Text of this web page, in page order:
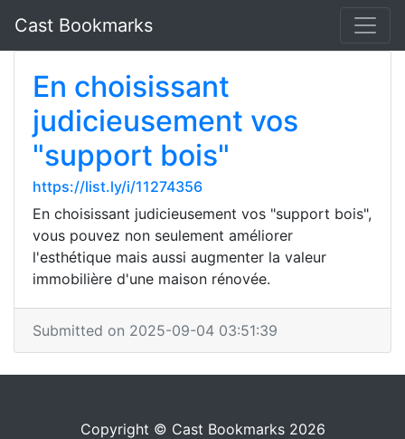
Cast Bookmarks
En choisissant
judicieusement vos
"support bois"
https://list.ly/i/11274356
En choisissant judicieusement vos "support bois",
vous pouvez non seulement améliorer
l'esthétique mais aussi augmenter la valeur
immobilière d'une maison rénovée.
Submitted on 2025-09-04 03:51:39
Copyright © Cast Bookmarks 2026